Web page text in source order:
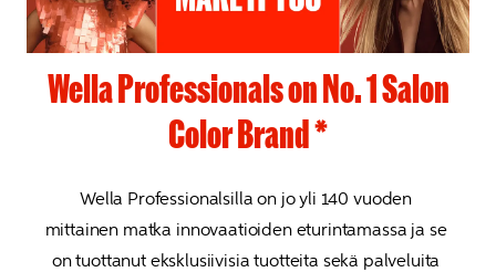
Wella Professionals on No. 1 Salon
Color Brand *
Wella Professionalsilla on jo yli 140 vuoden
mittainen matka innovaatioiden eturintamassa ja se
on tuottanut eksklusiivisia tuotteita sekä palveluita